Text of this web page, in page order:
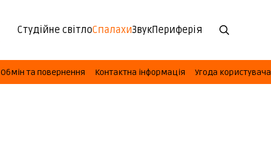
Студійне світлоСпалахиЗвукПериферія
Обмін та повернення Контактна інформація Угода користувача